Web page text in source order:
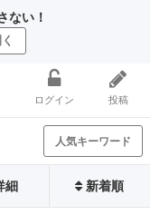
ない！
ログイン 投稿
人気キーワード
細 新着順